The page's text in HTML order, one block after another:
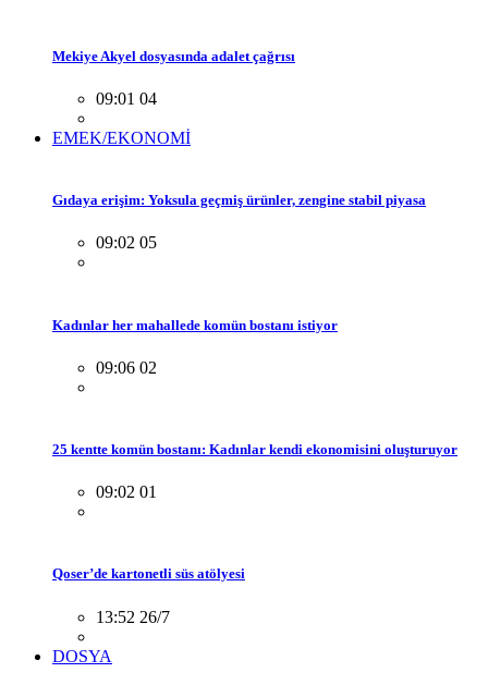
Mekiye Akyel dosyasında adalet çağrısı
09:01 04
EMEK/EKONOMİ
Gıdaya erişim: Yoksula geçmiş ürünler, zengine stabil piyasa
09:02 05
Kadınlar her mahallede komün bostanı istiyor
09:06 02
25 kentte komün bostanı: Kadınlar kendi ekonomisini oluşturuyor
09:02 01
Qoser’de kartonetli süs atölyesi
13:52 26/7
DOSYA